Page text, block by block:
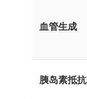
血管生成
胰岛素抵抗